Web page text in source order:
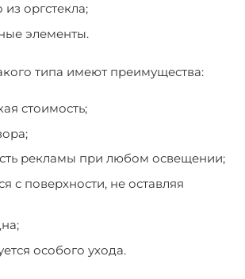
оргстекла;
элементы.
типа имеют преимущества:
стоимость;
рекламы при любом освещении;
с поверхности, не оставляя
особого ухода.